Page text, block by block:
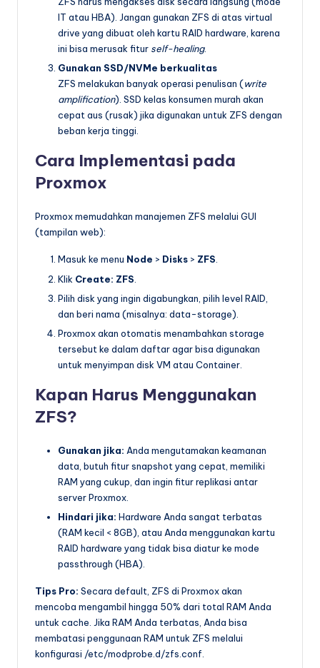
IT atau HBA). Jangan gunakan ZFS di atas virtual
drive yang dibuat oleh kartu RAID hardware, karena
ini bisa merusak fitur self-healing.
Gunakan SSD/NVMe berkualitas
ZFS melakukan banyak operasi penulisan (write
amplification). SSD kelas konsumen murah akan
cepat aus (rusak) jika digunakan untuk ZFS dengan
beban kerja tinggi.
Cara Implementasi pada
Proxmox
Proxmox memudahkan manajemen ZFS melalui GUI
(tampilan web):
Masuk ke menu Node > Disks > ZFS.
Klik Create: ZFS
Pilih disk yang ingin digabungkan, pilih level RAID,
dan beri nama (misalnya: data-storage).
Proxmox akan otomatis menambahkan storage
tersebut ke dalam daftar agar bisa digunakan
untuk menyimpan disk VM atau Container.
Kapan Harus Menggunakan
ZFS?
Gunakan jika: Anda mengutamakan keamanan
data, butuh fitur snapshot yang cepat, memiliki
RAM yang cukup, dan ingin fitur replikasi antar
server Proxmox.
Hindari jika: Hardware Anda sangat terbatas
(RAM kecil < 8GB), atau Anda menggunakan kartu
RAID hardware yang tidak bisa diatur ke mode
passthrough (HBA).
Tips Pro: Secara default, ZFS di Proxmox akan
mencoba mengambil hingga 50% dari total RAM Anda
untuk cache. Jika RAM Anda terbatas, Anda bisa
membatasi penggunaan RAM untuk ZFS melalui
konfigurasi /etc/modprobe.d/zfs.conf.